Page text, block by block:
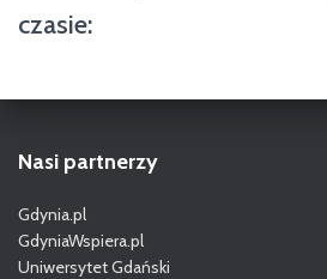
czasie:
Nasi partnerzy
Gdynia.pl
GdyniaWspiera.pl
Uniwersytet Gdański